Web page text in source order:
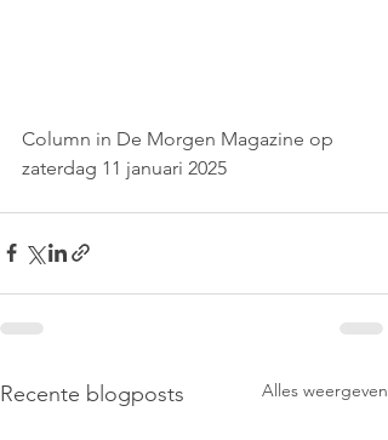
Column in De Morgen Magazine op
zaterdag 11 januari 2025
Recente blogposts Alles weergeven